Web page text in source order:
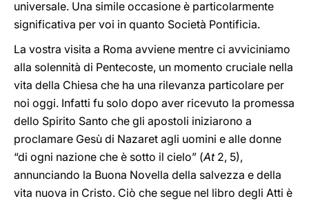
universale. Una simile occasione è particolarmente
significativa per voi in quanto Società Pontificia.
La vostra visita a Roma avviene mentre ci avviciniamo
alla solennità di Pentecoste, un momento cruciale nella
vita della Chiesa che ha una rilevanza particolare per
noi oggi. Infatti fu solo dopo aver ricevuto la promessa
dello Spirito Santo che gli apostoli iniziarono a
proclamare Gesù di Nazaret agli uomini e alle donne
“di ogni nazione che è sotto il cielo” (At2, 5),
annunciando la Buona Novella della salvezza e della
vita nuova in Cristo. Ciò che segue nel libro degli Atti è